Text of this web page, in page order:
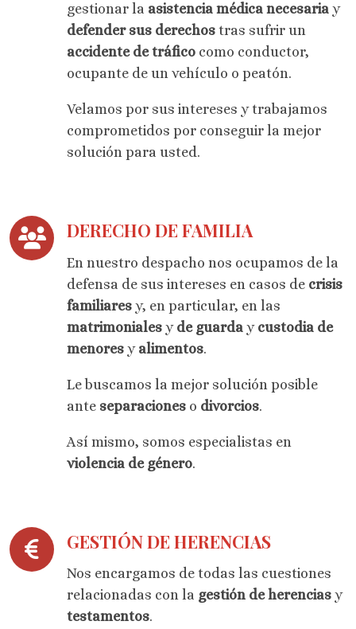
gestionar la asistencia médica necesaria y
defender sus derechos tras sufrir un
accidente de tráfico como conductor,
ocupante de un vehículo o peatón.
Velamos por sus intereses y trabajamos
comprometidos por conseguir la mejor
solución para usted.
DERECHO DE FAMILIA
En nuestro despacho nos ocupamos de la
defensa de sus intereses en casos de crisis
familiares y, en particular, en las
matrimoniales y de guarda y custodia de
menores y alimentos.
Le buscamos la mejor solución posible
ante separaciones o divorcios.
Así mismo, somos especialistas en
violencia de género.
GESTIÓN DE HERENCIAS
Nos encargamos de todas las cuestiones
relacionadas con la gestión de herencias y
testamentos.